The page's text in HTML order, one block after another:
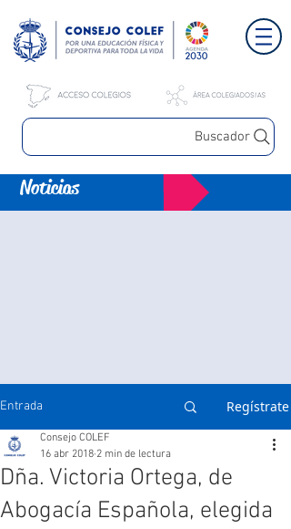
Buscador
Noticias
Entrada Regístrate
Dña. Victoria Ortega, de
Abogacía Española, elegida
Consejo COLEF
16 abr 2018 2 min de lectura